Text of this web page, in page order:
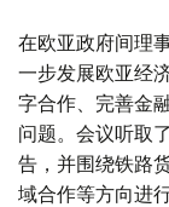
在欧亚政府间理
一步发展欧亚经
字合作、完善金
问题。会议听取
告，并围绕铁路
域合作等方向进